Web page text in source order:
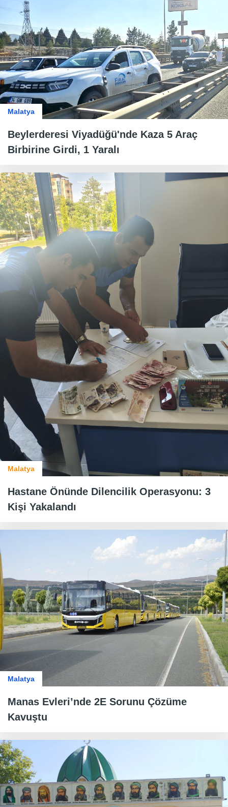
Malatya
Beylerderesi Viyadüğü'nde Kaza 5 Araç
Birbirine Girdi, 1 Yaralı
Malatya
Hastane Önünde Dilencilik Operasyonu: 3
Kişi Yakalandı
Malatya
Manas Evleri’nde 2E Sorunu Çözüme
Kavuştu